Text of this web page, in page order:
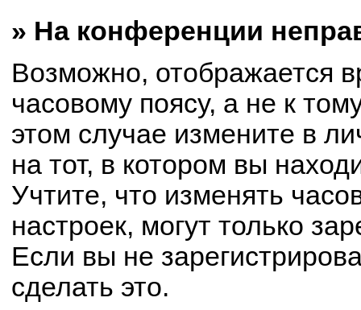
» На конференции
Возможно, отображается
часовому поясу, а не к
этом случае измените в
на тот, в котором вы
Учтите, что изменять
настроек, могут только
Если вы не
сделать это.